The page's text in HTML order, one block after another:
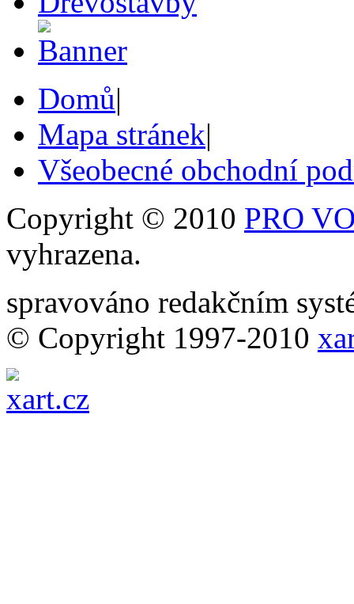
Domů|
Mapa stránek|
Všeobecné obchodní
Copyright © 2010 PRO
vyhrazena.
spravováno redakčním
© Copyright 1997-2010